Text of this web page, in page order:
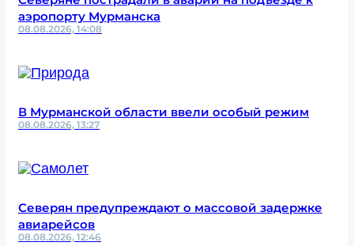
аэропорту Мурманска
08.08.2026, 14:08
В Мурманской области ввели особый режим
08.08.2026, 13:27
Северян предупреждают о массовой задержке
авиарейсов
08.08.2026, 12:46